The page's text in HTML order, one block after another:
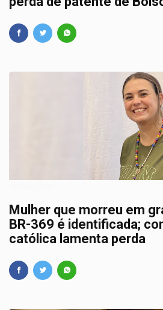
Mulher que morreu em
BR-369 é identificada;
católica lamenta perda